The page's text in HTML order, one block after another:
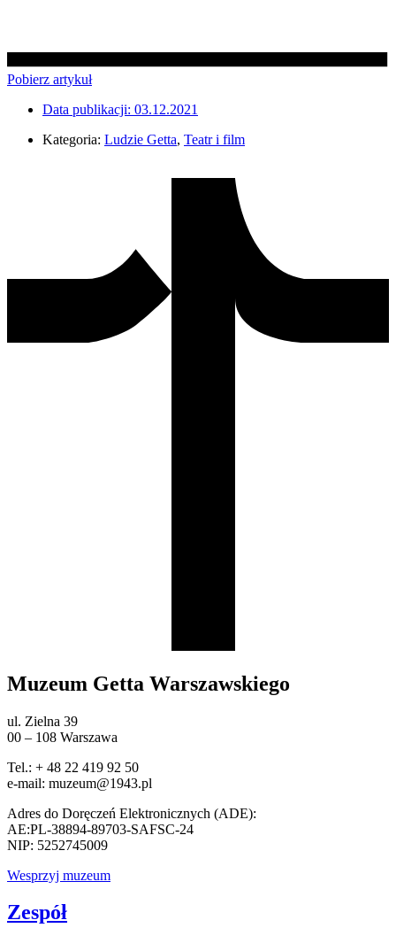
Pobierz artykuł
Data publikacji: 03.12.2021
Kategoria: Ludzie Getta, Teatr i film
Muzeum Getta Warszawskiego
ul. Zielna 39
00 – 108 Warszawa
Tel.: + 48 22 419 92 50
e-mail: muzeum@1943.pl
Adres do Doręczeń Elektronicznych (ADE):
AE:PL-38894-89703-SAFSC-24
NIP: 5252745009
Wesprzyj muzeum
Zespół